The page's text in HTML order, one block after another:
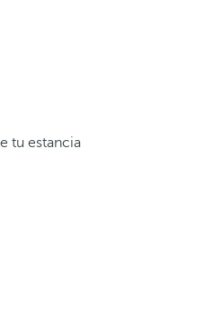
tu estancia